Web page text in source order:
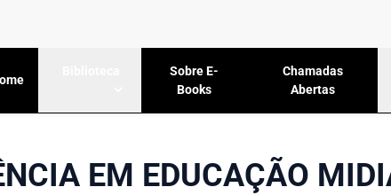
Sobre E-
Books
Chamadas
Abertas
EM EDUCAÇÃO